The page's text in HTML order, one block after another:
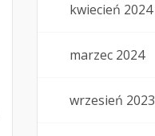
kwiecień 2024
marzec 2024
wrzesień 2023